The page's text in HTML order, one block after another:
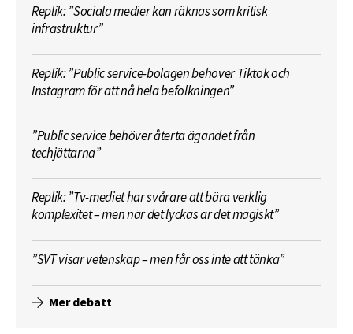
Replik: ”Sociala medier kan räknas som kritisk
infrastruktur”
Replik: ”Public service-bolagen behöver Tiktok och
Instagram för att nå hela befolkningen”
”Public service behöver återta ägandet från
techjättarna”
Replik: ”Tv-mediet har svårare att bära verklig
komplexitet – men när det lyckas är det magiskt”
”SVT visar vetenskap – men får oss inte att tänka”
Mer debatt